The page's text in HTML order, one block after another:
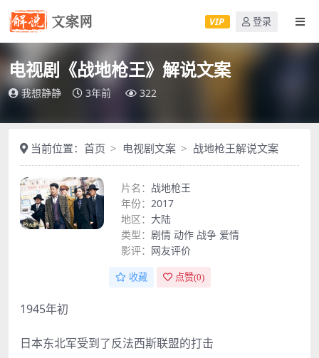
VIP 登录
电视剧《战地枪王》解说文案
我想静静 3年前 322
当前位置： 首页 电视剧文案 战地枪王解说文案
片名： 战地枪王
年份： 2017
地区： 大陆
类型： 剧情 动作 战争 爱情
影评： 网友评价
收藏 点赞(0)
1945年初
日本东北军受到了反法西斯联盟的打击